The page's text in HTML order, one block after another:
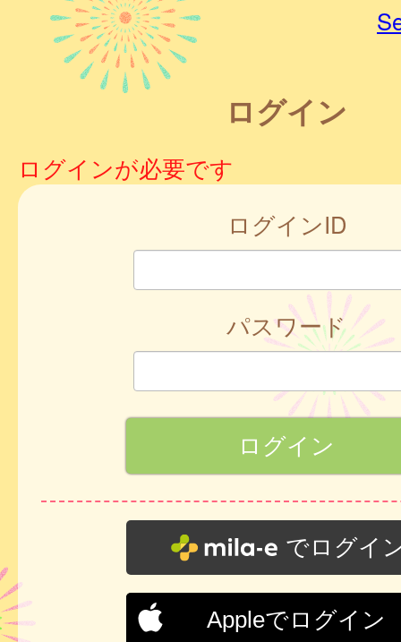
ログイン
ログインが必要です
ログインID
パスワード
でログイ
Appleでログイン